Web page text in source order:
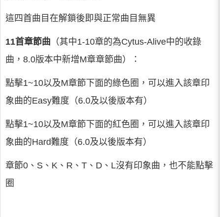
這四首曲目在解鎖後即與正常曲目無異
11首章節曲 （其中1-10章的為Cytus-Alive中的收錄
曲，8.0版本中新增M章章節曲）：
點擊1~10以及M章節下面的綠色圈，可以進入該章印
象曲的Easy難度（6.0及以後版本有）
點擊1~10以及M章節下面的紅色圈，可以進入該章印
象曲的Hard難度（6.0及以後版本有）
章節0、S、K、R、T、D、L沒有印象曲，也不能點擊
圈